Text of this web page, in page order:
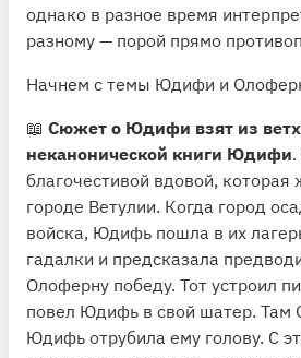
однако в разное время
разному — порой прямо
Начнем с темы Юдифи и
📖 Сюжет о Юдифи взят из
неканонической книги Юдифи
благочестивой вдовой, которая
городе Ветулии. Когда город
войска, Юдифь пошла в их
гадалки и предсказала
Олоферну победу. Тот устроил
повел Юдифь в свой шатер. Там
Юдифь отрубила ему голову. С